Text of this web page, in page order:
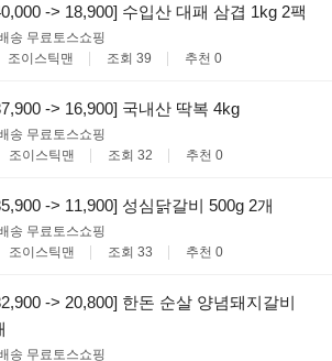
-> 18,900] 수입산 대패 삼겹 1kg 2팩
송 무료 토스쇼핑
조이스틱맨 조회 39 추천 0
-> 16,900] 국내산 딱복 4kg
송 무료 토스쇼핑
조이스틱맨 조회 32 추천 0
-> 11,900] 성심닭갈비 500g 2개
송 무료 토스쇼핑
조이스틱맨 조회 33 추천 0
-> 20,800] 한돈 순살 양념돼지갈비
송 무료 토스쇼핑